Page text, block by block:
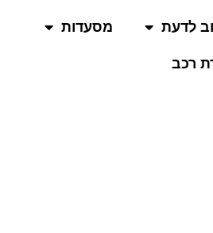
לדעת מסעדות
רכב